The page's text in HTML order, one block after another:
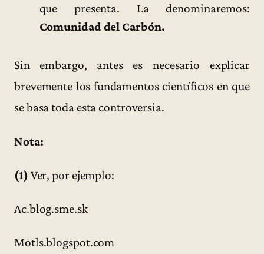
que presenta. La denominaremos:
Comunidad del Carbón.
Sin embargo, antes es necesario explicar
brevemente los fundamentos científicos en que
se basa toda esta controversia.
Nota:
(1) Ver, por ejemplo:
Ac.blog.sme.sk
Motls.blogspot.com